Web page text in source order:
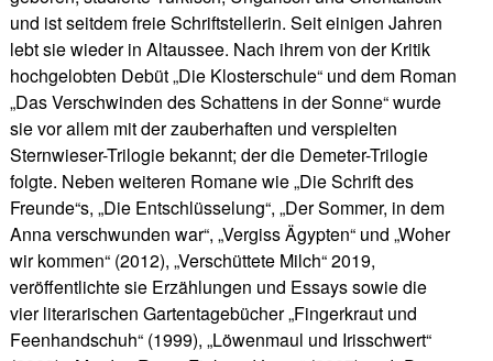
und ist seitdem freie Schriftstellerin. Seit einigen Jahren
lebt sie wieder in Altaussee. Nach ihrem von der Kritik
hochgelobten Debüt „Die Klosterschule“ und dem Roman
„Das Verschwinden des Schattens in der Sonne“ wurde
sie vor allem mit der zauberhaften und verspielten
Sternwieser-Trilogie bekannt; der die Demeter-Trilogie
folgte. Neben weiteren Romane wie „Die Schrift des
Freunde“s, „Die Entschlüsselung“, „Der Sommer, in dem
Anna verschwunden war“, „Vergiss Ägypten“ und „Woher
wir kommen“ (2012), „Verschüttete Milch“ 2019,
veröffentlichte sie Erzählungen und Essays sowie die
vier literarischen Gartentagebücher „Fingerkraut und
Feenhandschuh“ (1999), „Löwenmaul und Irisschwert“